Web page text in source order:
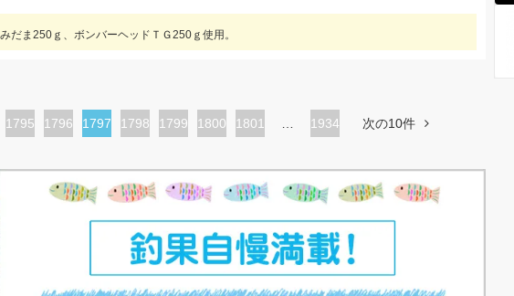
だま250ｇ、ボンバーヘッドＴＧ250ｇ使用。
ペ
1795
ペ
1796
カ
ト
ジ
1797
ペ
1798
ペ
1799
ペ
1800
ペ
1801 1934 次の10件